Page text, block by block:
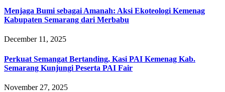
Menjaga Bumi sebagai Amanah: Aksi Ekoteologi Kemenag
Kabupaten Semarang dari Merbabu
December 11, 2025
Perkuat Semangat Bertanding, Kasi PAI Kemenag Kab.
Semarang Kunjungi Peserta PAI Fair
November 27, 2025